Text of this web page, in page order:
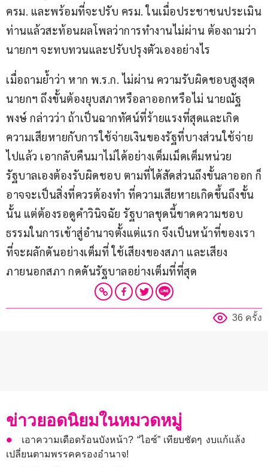
ครม. และพร้อมที่จะปรับ ครม. ในเมื่อประชาชนประเมิน
ท่านแล้วสะท้อนผลโพลว่าการทำงานไม่ผ่าน ต้องถามว่า
นายกฯ จะทบทวนและปรับปรุงตัวเองอย่างไร
เมื่อถามย้ำว่า หาก พ.ร.ก. ไม่ผ่าน ความรับผิดชอบสูงสุด
นายกฯ ถึงขั้นต้องยุบสภาหรือลาออกหรือไม่ นายณัฐ
พงษ์ กล่าวว่า ถ้าเป็นฉากทัศน์ที่ร้ายแรงที่สุดและเกิด
ความเสียหายกับการใช้จ่ายเงินของรัฐที่บางส่วนใช้จ่าย
ไปแล้ว เอากลับคืนมาไม่ได้อย่างเต็มเม็ดเต็มหน่วย
รัฐบาลเองต้องรับผิดชอบ ตามที่ได้สัดส่วนถึงขั้นลาออก ก็
อาจจะเป็นสิ่งที่ควรต้องทำ ที่ความเสียหายเกิดขึ้นถึงขั้น
นั้น แต่ต้องรอดูคำวินิจฉัย รัฐบาลชุดนี้ขาดความชอบ
ธรรมในการเข้าสู่อำนาจตั้งแต่แรก จึงเป็นหน้าที่ของเรา
ที่จะผลักดันอย่างเต็มที่ ใช้เสียงของสภา และเสียง
ภายนอกสภา กดดันรัฐบาลอย่างเต็มที่ที่สุด
36 ครั้ง
ข่าวยอดนิยมในหมวดหมู่
เอาความเดือดร้อนบังหน้า? “ไอซ์” เทียบชัดๆ งบแก้แล้ง
เปลี่ยนตามพรรคครองอำนาจ!